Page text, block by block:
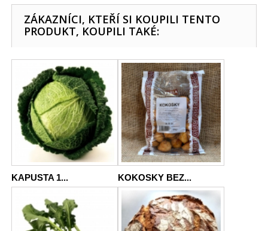
ZÁKAZNÍCI, KTEŘÍ SI KOUPILI TENTO
PRODUKT, KOUPILI TAKÉ:
KAPUSTA 1... KOKOSKY BEZ...